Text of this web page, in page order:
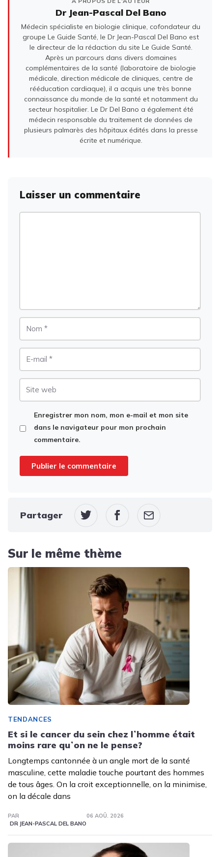
Dr Jean-Pascal Del Bano
Médecin spécialiste en biologie clinique, cofondateur du
groupe Le Guide Santé, le Dr Jean-Pascal Del Bano est
le directeur de la rédaction du site Le Guide Santé.
Après un parcours dans divers domaines
complémentaires de la santé (laboratoire de biologie
médicale, direction médicale de cliniques, centre de
rééducation cardiaque), il a acquis une très bonne
connaissance du monde de la santé et notamment du
secteur hospitalier. Le Dr Del Bano a également été
médecin responsable du traitement de données de
plusieurs palmarès des hôpitaux édités dans la presse
écrite et numérique.
Laisser un commentaire
Enregistrer mon nom, mon e-mail et mon site
dans le navigateur pour mon prochain
commentaire.
Partager
Sur le même thème
TENDANCES
Et si le cancer du sein chez lʼhomme était
moins rare quʼon ne le pense?
Longtemps cantonnée à un angle mort de la santé
masculine, cette maladie touche pourtant des hommes
de tous âges. On la croit exceptionnelle, on la minimise,
on la décale dans
PAR
DR JEAN-PASCAL DEL BANO
06 AOÛ. 2026